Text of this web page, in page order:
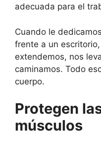
adecuada para el
Cuando le
frente a un
extendemos, nos
caminamos. Todo
cuerpo.
Protegen
músculos